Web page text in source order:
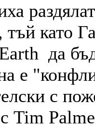
като
да
е
с
Tim